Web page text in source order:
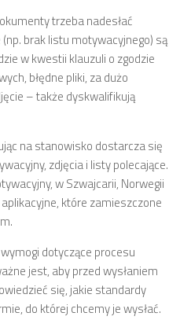
trzeba nadesłać
brak listu motywacyjnego) są
w kwestii klauzuli o zgodzie
błędne pliki, za dużo
– także dyskwalifikują
na stanowisko dostarcza się
zdjęcia i listy polecające.
w Szwajcarii, Norwegii
które zamieszczone
dotyczące procesu
jest, aby przed wysłaniem
się, jakie standardy
do której chcemy je wysłać.